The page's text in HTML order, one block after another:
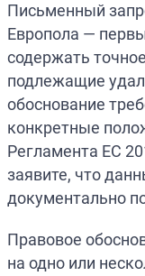
Письменный
Европола —
содержать
подлежащие
обоснование
конкретные
Регламента ЕС
заявите, что
документально
Правовое
на одно или